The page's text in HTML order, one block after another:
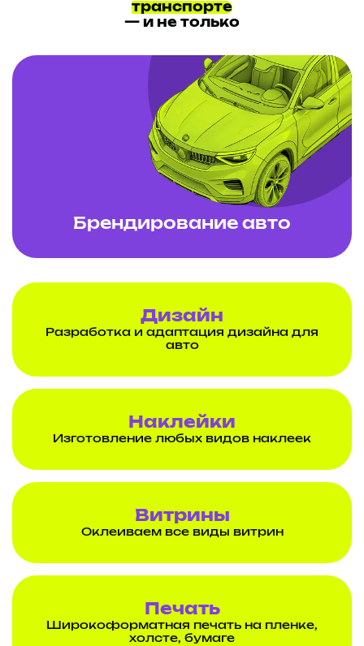
транспорте
— и не только
Брендирование авто
Дизайн
Разработка и адаптация дизайна для
авто
Наклейки
Изготовление любых видов наклеек
Витрины
Оклеиваем все виды витрин
Печать
Широкоформатная печать на пленке,
холсте, бумаге